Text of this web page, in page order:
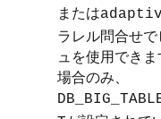
または
ラレル問合せ
ュを使用でき
場合のみ、